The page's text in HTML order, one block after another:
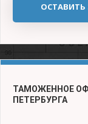
ОСТАВИТЬ
ТАМОЖЕННОЕ
ПЕТЕРБУРГА